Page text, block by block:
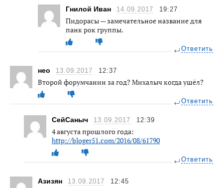
Гнилой Иван 14.09.2017 19:27
Пидорасы — замечательное название для
панк рок группы.
Ответить
нео 13.09.2017 12:37
Второй форумчанин за год? Михалыч когда ушёл?
Ответить
СейСаныч 13.09.2017 12:39
4 августа прошлого года:
http://bloger51.com/2016/08/61790
Ответить
Азизян 13.09.2017 12:45